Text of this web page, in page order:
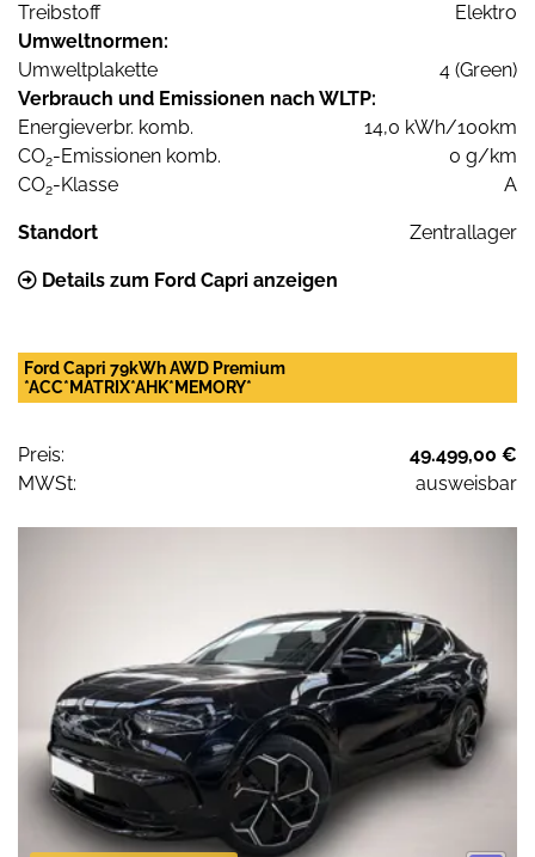
Treibstoff
Elektro
Umweltnormen:
Umweltplakette
4 (Green)
Verbrauch und Emissionen nach WLTP:
Energieverbr. komb.
14,0 kWh/100km
CO2-Emissionen komb.
0 g/km
CO2-Klasse A
Standort Zentrallager
Details zum Ford Capri anzeigen
Ford Capri 79kWh AWD Premium
*ACC*MATRIX*AHK*MEMORY*
Preis:
49.499,00 €
MWSt:
ausweisbar